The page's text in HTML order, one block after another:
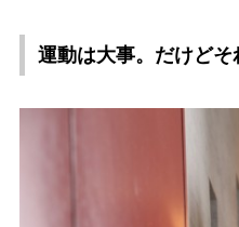
運動は大事。だけど